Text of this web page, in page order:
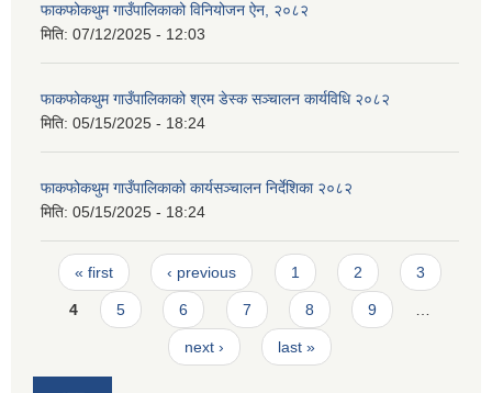
फाकफोकथुम गाउँपालिकाको विनियोजन ऐन, २०८२
मिति: 07/12/2025 - 12:03
फाकफोकथुम गाउँपालिकाको श्रम डेस्क सञ्चालन कार्यविधि २०८२
मिति: 05/15/2025 - 18:24
फाकफोकथुम गाउँपालिकाको कार्यसञ्चालन निर्देशिका २०८२
मिति: 05/15/2025 - 18:24
Pages
« first ‹ previous 1 2 3
4 5 6 7 8 9
next › last »